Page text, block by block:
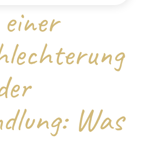
Was